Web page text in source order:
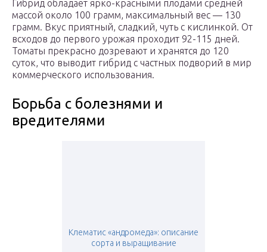
Гибрид обладает ярко-красными плодами средней
массой около 100 грамм, максимальный вес — 130
грамм. Вкус приятный, сладкий, чуть с кислинкой. От
всходов до первого урожая проходит 92-115 дней.
Томаты прекрасно дозревают и хранятся до 120
суток, что выводит гибрид с частных подворий в мир
коммерческого использования.
Борьба с болезнями и
вредителями
Клематис «андромеда»: описание
сорта и выращивание